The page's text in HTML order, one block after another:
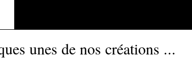
unes de nos créations ...